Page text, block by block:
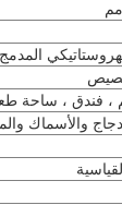
المدمج (220 فولت / 0.25 كيلو
فندق ، ساحة
والأسماك